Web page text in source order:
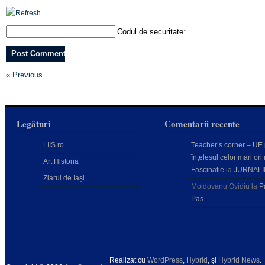
Codul de securitate*
« Previous
Legături
LIIS.ro
Art Historia
Ziarul de Iași
Comentarii recente
Teacher’s corner – UE
înțelesul celor mari ori
Fascinație la
Moldovanu Ovidiu la
Pas
Realizat cu WordPress, Hybrid , şi Hybrid News.